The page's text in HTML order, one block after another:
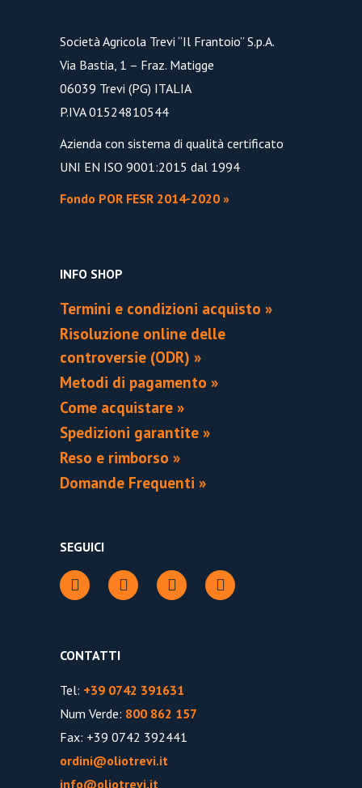
Società Agricola Trevi “Il Frantoio” S.p.A.
Via Bastia, 1 – Fraz. Matigge
06039 Trevi (PG) ITALIA
P.IVA 01524810544
Azienda con sistema di qualità certificato
UNI EN ISO 9001:2015 dal 1994
Fondo POR FESR 2014-2020 »
INFO SHOP
Termini e condizioni acquisto »
Risoluzione online delle
controversie (ODR) »
Metodi di pagamento »
Come acquistare »
Spedizioni garantite »
Reso e rimborso »
Domande Frequenti »
SEGUICI
CONTATTI
Tel: +39 0742 391631
Num Verde: 800 862 157
Fax: +39 0742 392441
ordini@oliotrevi.it
info@oliotrevi.it